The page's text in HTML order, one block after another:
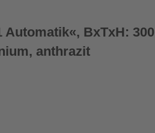
Automatik«, BxTxH:
anthrazit